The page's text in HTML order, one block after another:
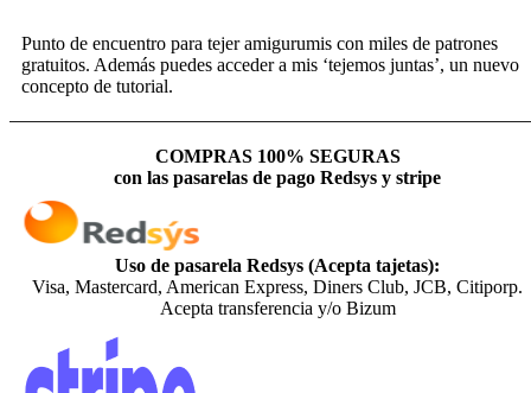
Punto de encuentro para tejer amigurumis con miles de patrones
gratuitos. Además puedes acceder a mis ‘tejemos juntas’, un nuevo
concepto de tutorial.
COMPRAS 100% SEGURAS
con las pasarelas de pago Redsys y stripe
Uso de pasarela Redsys (Acepta tajetas):
Visa, Mastercard, American Express, Diners Club, JCB, Citiporp.
Acepta transferencia y/o Bizum